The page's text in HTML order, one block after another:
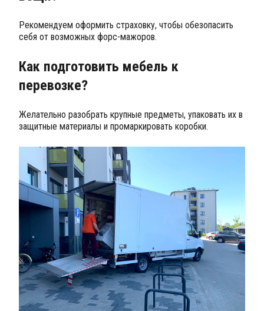
Рекомендуем оформить страховку, чтобы обезопасить
себя от возможных форс-мажоров.
Как подготовить мебель к
перевозке?
Желательно разобрать крупные предметы, упаковать их в
защитные материалы и промаркировать коробки.